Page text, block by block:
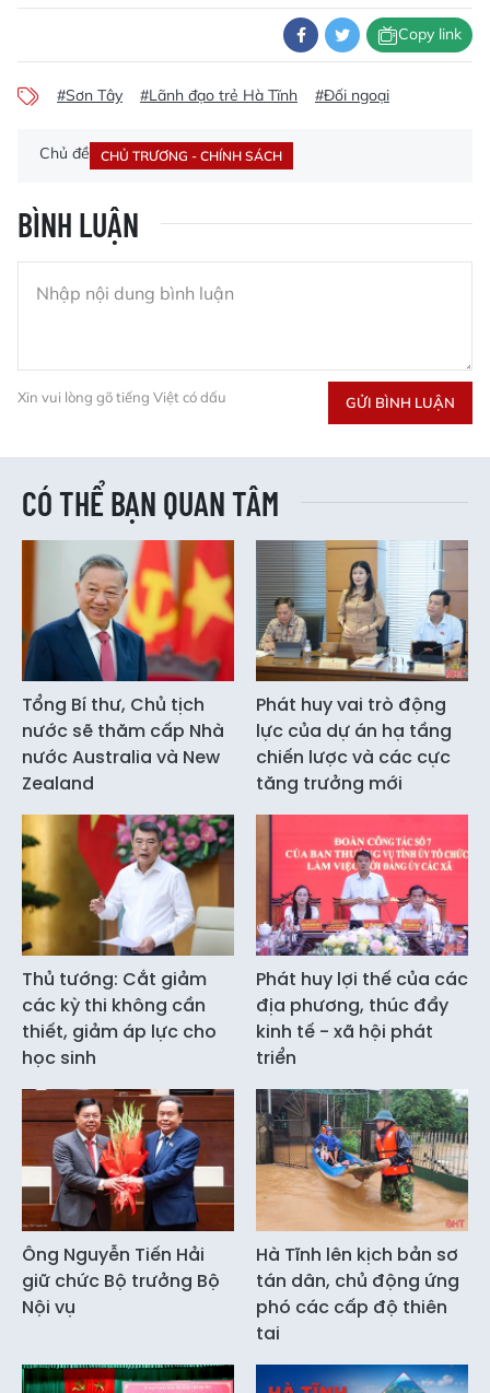
Copy link
#Sơn Tây #Lãnh đạo trẻ Hà Tĩnh #Đối ngoại
Chủ đề CHỦ TRƯƠNG - CHÍNH SÁCH
BÌNH LUẬN
Xin vui lòng gõ tiếng Việt có dấu GỬI BÌNH LUẬN
CÓ THỂ BẠN QUAN TÂM
Tổng Bí thư, Chủ tịch
nước sẽ thăm cấp Nhà
nước Australia và New
Zealand
Phát huy vai trò động
lực của dự án hạ tầng
chiến lược và các cực
tăng trưởng mới
Thủ tướng: Cắt giảm
các kỳ thi không cần
thiết, giảm áp lực cho
học sinh
Phát huy lợi thế của các
địa phương, thúc đẩy
kinh tế - xã hội phát
triển
Ông Nguyễn Tiến Hải
giữ chức Bộ trưởng Bộ
Nội vụ
Hà Tĩnh lên kịch bản sơ
tán dân, chủ động ứng
phó các cấp độ thiên
tai